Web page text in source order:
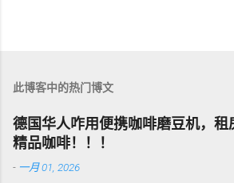
此博客中的热门博文
德国华人咋用便携咖啡磨豆机，租
精品咖啡！！！
- 一月 01, 2026